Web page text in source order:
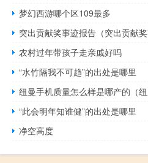
梦幻西游哪个区109最多
突出贡献奖事迹报告（突出贡献奖
农村过年带孩子走亲戚好吗
“水竹隔我不可趋”的出处是哪里
纽曼手机质量怎么样是哪产的（纽
“此会明年知谁健”的出处是哪里
净空高度